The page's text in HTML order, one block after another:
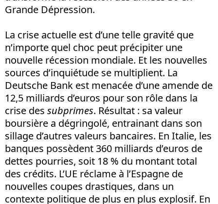
Grande Dépression.
La crise actuelle est d’une telle gravité que
n’importe quel choc peut précipiter une
nouvelle récession mondiale. Et les nouvelles
sources d’inquiétude se multiplient. La
Deutsche Bank est menacée d’une amende de
12,5 milliards d’euros pour son rôle dans la
crise des subprimes. Résultat : sa valeur
boursière a dégringolé, entrainant dans son
sillage d’autres valeurs bancaires. En Italie, les
banques possèdent 360 milliards d’euros de
dettes pourries, soit 18 % du montant total
des crédits. L’UE réclame à l’Espagne de
nouvelles coupes drastiques, dans un
contexte politique de plus en plus explosif. En